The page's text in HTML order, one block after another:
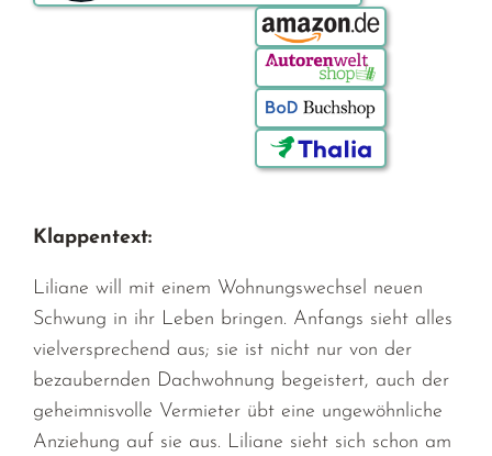
Bestellen über:
Klappentext:
Liliane will mit einem Wohnungswechsel neuen
Schwung in ihr Leben bringen. Anfangs sieht alles
vielversprechend aus; sie ist nicht nur von der
bezaubernden Dachwohnung begeistert, auch der
geheimnisvolle Vermieter übt eine ungewöhnliche
Anziehung auf sie aus. Liliane sieht sich schon am